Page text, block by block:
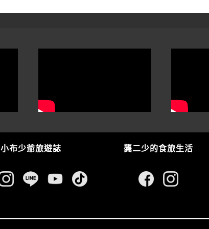
小布少爺旅遊誌 龔二少的食旅生活